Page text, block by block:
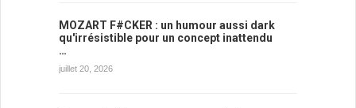
MOZART F#CKER : un humour aussi dark
qu'irrésistible pour un concept inattendu
…
juillet 20, 2026